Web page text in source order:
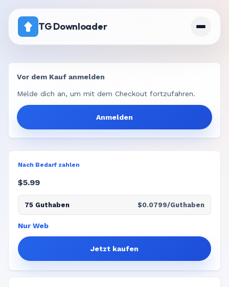
TG Downloader
Preise
Kanal mit deaktiviertem Download
Vor dem Kauf anmelden
Melde dich an, um mit dem Checkout fortzufahren.
Anmelden
Nach Bedarf zahlen
$5.99
75 Guthaben $0.0799/Guthaben
Nur Web
Jetzt kaufen